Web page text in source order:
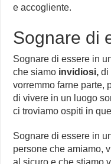
e accogliente.
Sognare di
Sognare di essere in
che siamo invidiosi, di
vorremmo farne parte,
di vivere in un luogo
ci troviamo ospiti in
Sognare di essere in
persone che amiamo,
al sicuro e che stiamo